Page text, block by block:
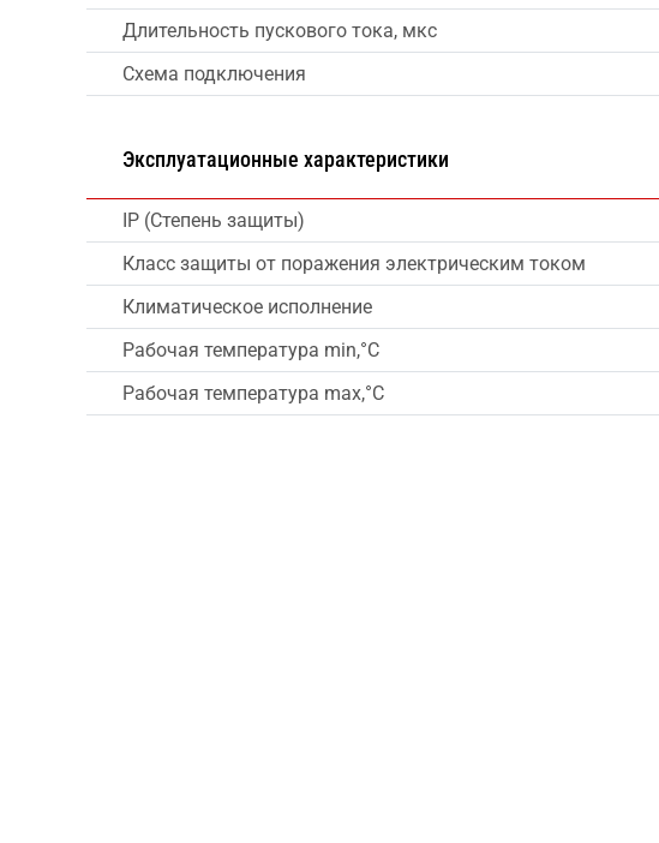
Длительность пускового тока, мкс
Схема подключения
Эксплуатационные характеристики
IP (Степень защиты)
Класс защиты от поражения электрическим током
Климатическое исполнение
Рабочая температура min,°C
Рабочая температура max,°C